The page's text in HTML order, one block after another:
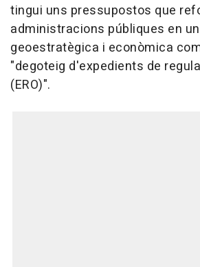
tingui uns pressupostos que
administracions públiques en
geoestratègica i econòmica
"degoteig d'expedients de
(ERO)".